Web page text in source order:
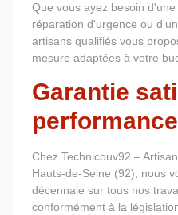
Que vous ayez besoin
réparation d'urgence ou
artisans qualifiés vous
mesure adaptées à votre
Garantie
Chez Technicouv92 –
Hauts-de-Seine (92), nous
décennale sur tous nos
conformément à la